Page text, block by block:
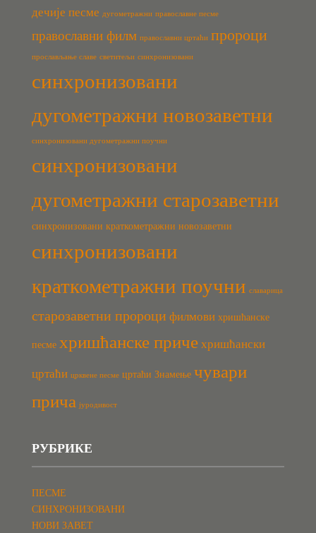
дечије песме дугометражни православне песме
православни филм православни цртаћи пророци
прослављање славе светитељи синхронизовани
синхронизовани
дугометражни новозаветни
синхронизовани дугометражни поучни
синхронизовани
дугометражни старозаветни
синхронизовани краткометражни новозаветни
синхронизовани
краткометражни поучни славарица
старозаветни пророци филмови хришћанске
песме хришћанске приче хришћански
цртаћи црквене песме цртаћи Знамење чувари
прича јуродивост
РУБРИКЕ
ПЕСМЕ
СИНХРОНИЗОВАНИ
НОВИ ЗАВЕТ